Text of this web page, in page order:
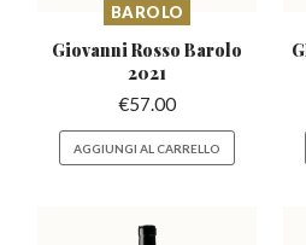
BAROLO
Giovanni RossoBarolo
2021
€57.00
AGGIUNGI AL CARRELLO